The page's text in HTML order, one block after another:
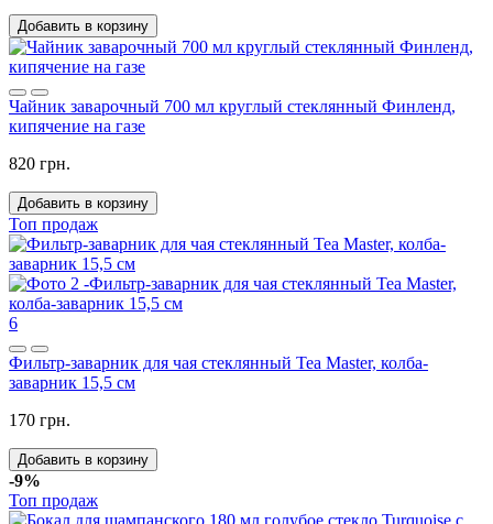
Добавить в корзину
Чайник заварочный 700 мл круглый стеклянный Финленд,
кипячение на газе
820 грн.
Добавить в корзину
Топ продаж
6
Фильтр-заварник для чая стеклянный Tea Master, колба-
заварник 15,5 см
170 грн.
Добавить в корзину
-9%
Топ продаж